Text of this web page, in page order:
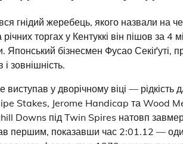
гнідий жеребець, якого назвали на
торгах у Кентуккі він пішов за 4
бізнесмен Фусао Секіґуті,
зовнішність.
у дворічному віці — рідкість
Stakes, Jerome Handicap та Wood
Downs під Twin Spires натовп
першим, показавши час 2:01.12 —